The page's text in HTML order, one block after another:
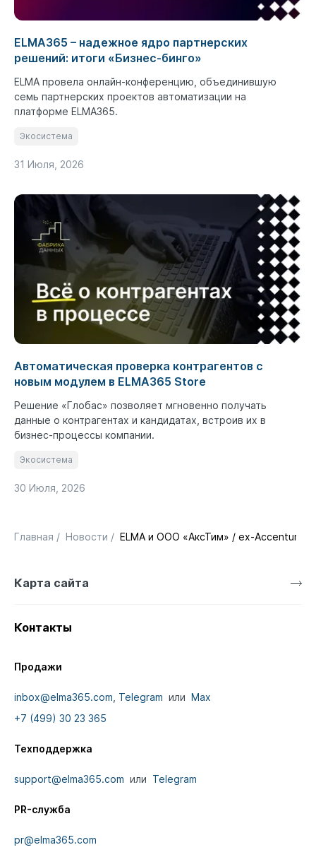
ELMA365 – надежное ядро партнерских
решений: итоги «Бизнес-бинго»
ELMA провела онлайн-конференцию, объединившую
семь партнерских проектов автоматизации на
платформе ELMA365.
Экосистема
31 Июля, 2026
Автоматическая проверка контрагентов с
новым модулем в ELMA365 Store
Решение «Глобас» позволяет мгновенно получать
данные о контрагентах и кандидатах, встроив их в
бизнес-процессы компании.
Экосистема
30 Июля, 2026
Главная / Новости / ELMA и ООО «АксТим» / ex-Accenture
Карта сайта
Контакты
Продажи
inbox@elma365.com, Telegram или
Max
+7 (499) 30 23 365
Техподдержка
support@elma365.com или Telegram
PR-служба
pr@elma365.com